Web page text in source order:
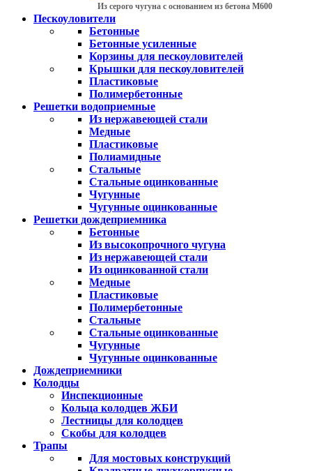
Из серого чугуна с основанием из бетона М600
Пескоуловители
Бетонные
Бетонные усиленные
Корзины для пескоуловителей
Крышки для пескоуловителей
Пластиковые
Полимербетонные
Решетки водоприемные
Из нержавеющей стали
Медные
Пластиковые
Полиамидные
Стальные
Стальные оцинкованные
Чугунные
Чугунные оцинкованные
Решетки дождеприемника
Бетонные
Из высокопрочного чугуна
Из нержавеющей стали
Из оцинкованной стали
Медные
Пластиковые
Полимербетонные
Стальные
Стальные оцинкованные
Чугунные
Чугунные оцинкованные
Дождеприемники
Колодцы
Инспекционные
Кольца колодцев ЖБИ
Лестницы для колодцев
Скобы для колодцев
Трапы
Для мостовых конструкций